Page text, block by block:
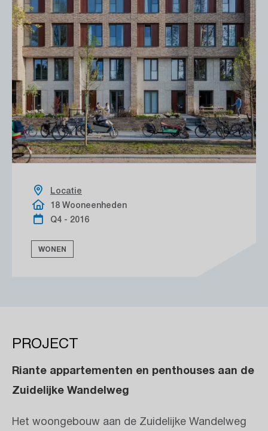
Locatie
18 Wooneenheden
Q4 - 2016
WONEN
PROJECT
Riante appartementen en penthouses aan de
Zuidelijke Wandelweg
Het woongebouw aan de Zuidelijke Wandelweg